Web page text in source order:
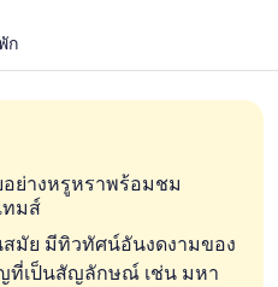
ก
ย่างหรูหราพร้อมชม
ทมส์
มัย มีทิวทัศน์อันงดงามของ
ที่เป็นสัญลักษณ์ เช่น มหา